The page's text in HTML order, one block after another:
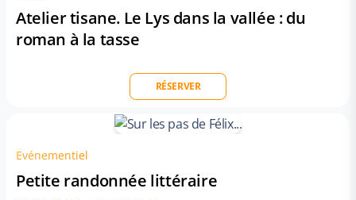
Atelier tisane. Le Lys dans la vallée : du
roman à la tasse
RÉSERVER
Evénementiel
Petite randonnée littéraire